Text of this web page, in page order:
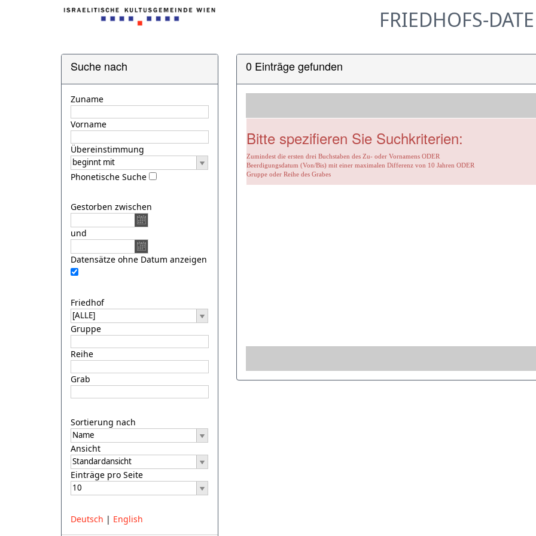
FRIEDHOFS-
Suche nach
Zuname
Vorname
Übereinstimmung
Phonetische Suche
Gestorben zwischen
und
Datensätze ohne Datum anzeigen
Friedhof
Gruppe
Reihe
Grab
Sortierung nach
Ansicht
Einträge pro Seite
Deutsch | English
0 Einträge gefunden
Bitte spezifieren Sie Suchkriterien:
Zumindest die ersten drei Buchstaben des Zu- oder Vornamens ODER
Beerdigungsdatum (Von/Bis) mit einer maximalen Differenz von 10 Jahren ODER
Gruppe oder Reihe des Grabes